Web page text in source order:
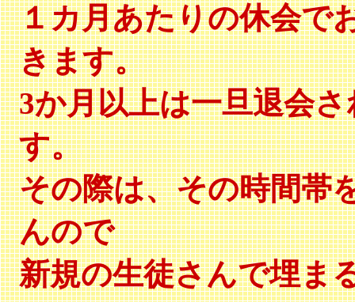
１カ月あたりの休会で
きます。
3か月以上は一旦退会
す。
その際は、その時間帯
んので
新規の生徒さんで埋ま